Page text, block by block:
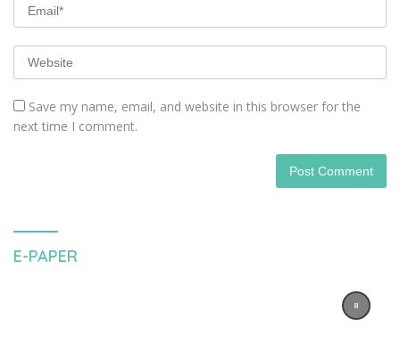
Save my name, email, and website in this browser for the
next time I comment.
E-PAPER